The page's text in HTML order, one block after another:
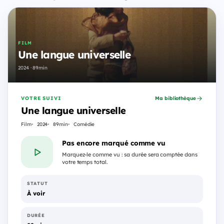
FILM
Une langue universelle
2024 · 89min
VOTRE SUIVI
Une langue universelle
Film 2024 89min Comédie
Ma bibliothèque
Pas encore marqué comme vu
Marquez-le comme vu : sa durée sera comptée dans
votre temps total.
STATUT
À voir
DURÉE